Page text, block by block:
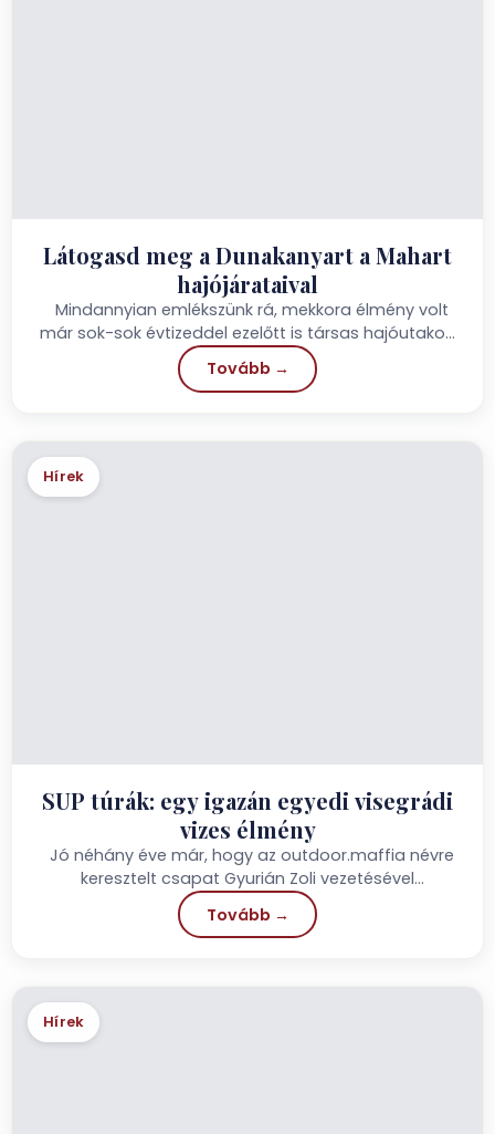
Látogasd meg a Dunakanyart a Mahart
hajójárataival
Mindannyian emlékszünk rá, mekkora élmény volt
már sok-sok évtizeddel ezelőtt is társas hajóutakon
keresztül megismerni Szobot, Visegrádot,...
Tovább →
Hírek
SUP túrák: egy igazán egyedi visegrádi
vizes élmény
Jó néhány éve már, hogy az outdoor.maffia névre
keresztelt csapat Gyurián Zoli vezetésével
megálmodta Visegrádot egy olyan...
Tovább →
Hírek